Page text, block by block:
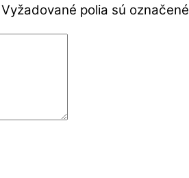
Vyžadované polia sú označené